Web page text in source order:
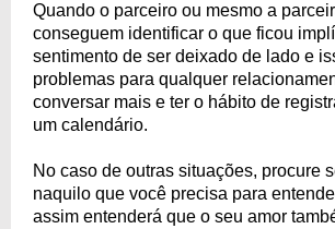
Quando o parceiro ou mesmo a
conseguem identificar o que ficou
sentimento de ser deixado de lado e
problemas para qualquer
conversar mais e ter o hábito de
um calendário.
No caso de outras situações, procure
naquilo que você precisa para
assim entenderá que o seu amor